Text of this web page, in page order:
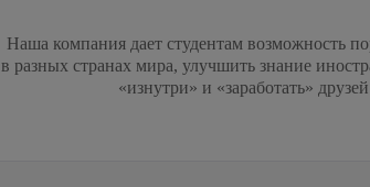
Наша компания дает студентам возможность
в разных странах мира, улучшить знание
«изнутри» и «заработать»